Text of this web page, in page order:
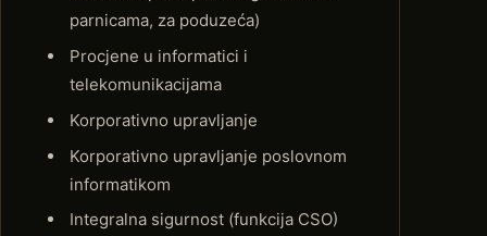
parnicama, za poduzeća)
Procjene u informatici i
telekomunikacijama
Korporativno upravljanje
Korporativno upravljanje poslovnom
informatikom
Integralna sigurnost (funkcija CSO)